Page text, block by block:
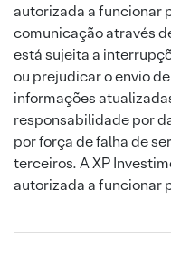
autorizada a funcionar
comunicação através
está sujeita a
ou prejudicar o envio
informações
responsabilidade por
por força de falha de
terceiros. A XP
autorizada a funcionar